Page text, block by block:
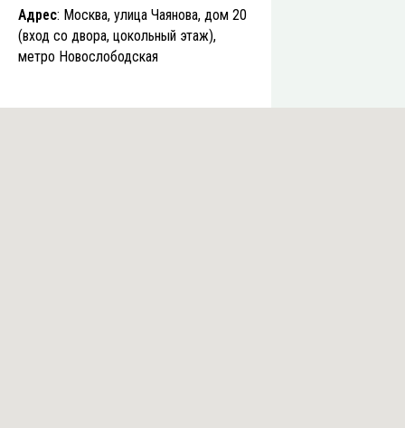
Адрес: Москва, улица Чаянова, дом 20
(вход со двора, цокольный этаж),
метро Новослободская